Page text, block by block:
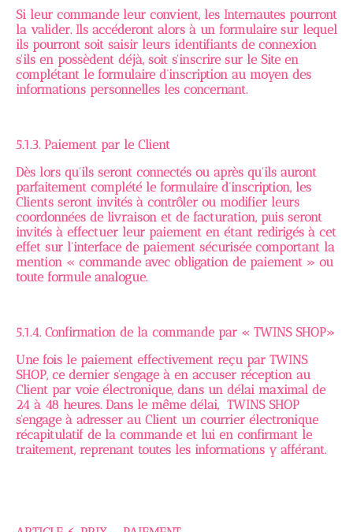
Si leur commande leur convient, les Internautes pourront
la valider. Ils accéderont alors à un formulaire sur lequel
ils pourront soit saisir leurs identifiants de connexion
s'ils en possèdent déjà, soit s'inscrire sur le Site en
complétant le formulaire d’inscription au moyen des
informations personnelles les concernant.
5.1.3. Paiement par le Client
Dès lors qu'ils seront connectés ou après qu'ils auront
parfaitement complété le formulaire d’inscription, les
Clients seront invités à contrôler ou modifier leurs
coordonnées de livraison et de facturation, puis seront
invités à effectuer leur paiement en étant redirigés à cet
effet sur l'interface de paiement sécurisée comportant la
mention « commande avec obligation de paiement » ou
toute formule analogue.
5.1.4. Confirmation de la commande par « TWINS SHOP»
Une fois le paiement effectivement reçu par TWINS
SHOP, ce dernier s'engage à en accuser réception au
Client par voie électronique, dans un délai maximal de
24 à 48 heures. Dans le même délai, TWINS SHOP
s'engage à adresser au Client un courrier électronique
récapitulatif de la commande et lui en confirmant le
traitement, reprenant toutes les informations y afférant.